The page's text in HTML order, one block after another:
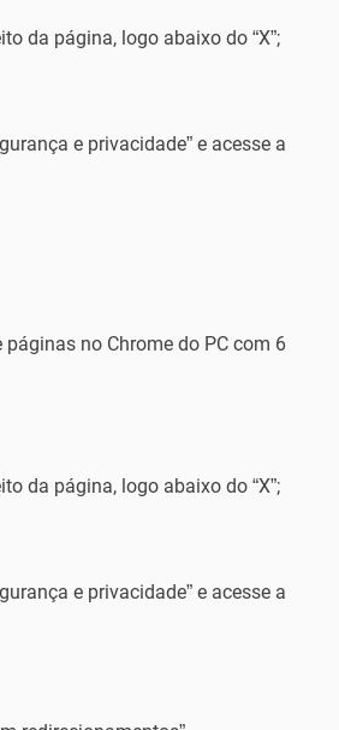
da página, logo abaixo do “X”;
e privacidade” e acesse a
no Chrome do PC com 6
da página, logo abaixo do “X”;
e privacidade” e acesse a